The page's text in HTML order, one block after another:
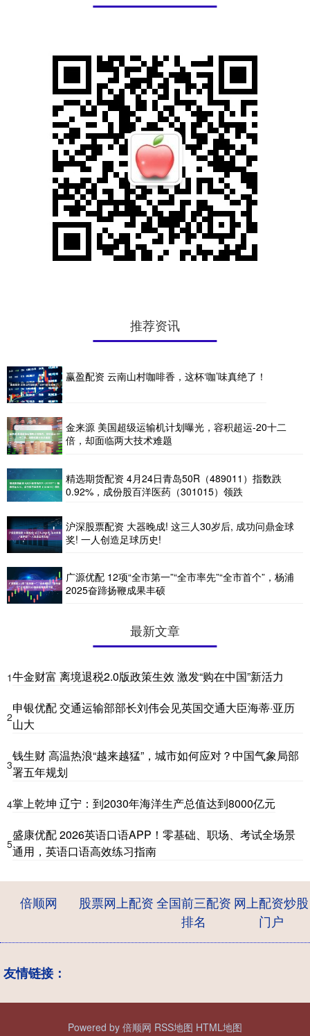
推荐资讯
赢盈配资 云南山村咖啡香，这杯‘咖’味真绝了！
金来源 美国超级运输机计划曝光，容积超运-20十二
倍，却面临两大技术难题
精选期货配资 4月24日青岛50R（489011）指数跌
0.92%，成份股百洋医药（301015）领跌
沪深股票配资 大器晚成! 这三人30岁后, 成功问鼎金球
奖! 一人创造足球历史!
广源优配 12项“全市第一”“全市率先”“全市首个”，杨浦
2025奋蹄扬鞭成果丰硕
最新文章
1牛金财富 离境退税2.0版政策生效 激发“购在中国”新活力
2
申银优配 交通运输部部长刘伟会见英国交通大臣海蒂·亚历
山大
3
钱生财 高温热浪“越来越猛”，城市如何应对？中国气象局部
署五年规划
4掌上乾坤 辽宁：到2030年海洋生产总值达到8000亿元
5
盛康优配 2026英语口语APP！零基础、职场、考试全场景
通用，英语口语高效练习指南
倍顺网 股票网上配资全国前三配资
排名
网上配资炒股
门户
友情链接：
Powered by 倍顺网 RSS地图 HTML地图